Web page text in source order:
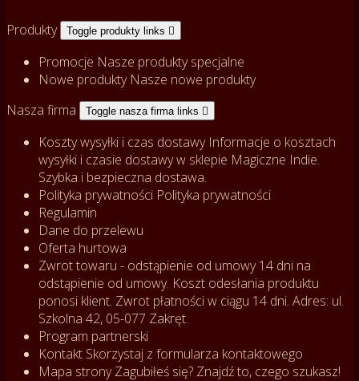
Produkty Toggle produkty links 
Promocje Nasze produkty specjalne
Nowe produkty Nasze nowe produkty
Nasza firma
Toggle nasza firma links 
Koszty wysyłki i czas dostawy Informacje o kosztach
wysyłki i czasie dostawy w sklepie Magiczne Indie.
Szybka i bezpieczna dostawa.
Polityka prywatności Polityka prywatności
Regulamin
Dane do przelewu
Oferta hurtowa
Zwrot towaru - odstąpienie od umowy14 dni na
odstąpienie od umowy. Koszt odesłania produktu
ponosi klient. Zwrot płatności w ciągu 14 dni. Adres: ul.
Szkolna 42, 05-077 Zakręt.
Program partnerski
Kontakt Skorzystaj z formularza kontaktowego
Mapa stronyZagubiłeś się? Znajdź to, czego szukasz!